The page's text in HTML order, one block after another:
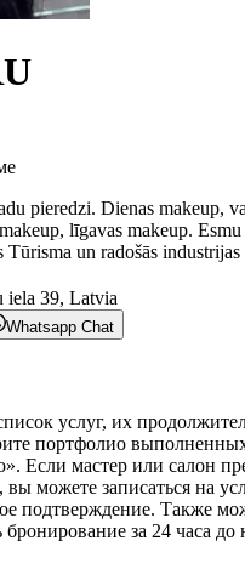
pieredzi. Dienas makeup,
līgavas makeup.
Tūrisma un radošās
iela 39, Latvia
Whatsapp Chat
услуг, их
портфолио
Если мастер или салон
можете записаться на
подтверждение. Также
за 24 часа до